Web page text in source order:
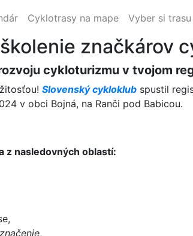
Cyklotrasy na mape Vyber si trasu
značkárov
cykloturizmu v tvojom
Slovenský cykloklub spustil
v obci Bojná, na Ranči pod Babicou.
z nasledovných oblastí:
,